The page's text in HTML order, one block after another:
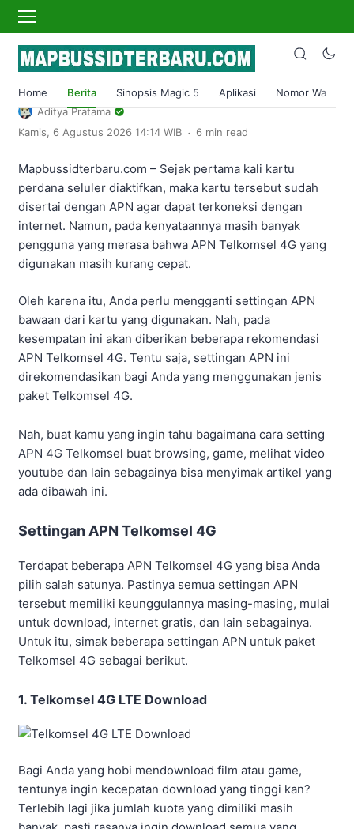
Home Berita Sinopsis Magic 5 Aplikasi Nomor Wa
Home›Berita
8 Settingan APN Telkomsel 4G Terbaru
dan Stabil untuk Gaming/Browsing
Aditya Pratama
Kamis, 6 Agustus 2026 14:14 WIB . 6 min read
Mapbussidterbaru.com – Sejak pertama kali kartu
perdana seluler diaktifkan, maka kartu tersebut sudah
disertai dengan APN agar dapat terkoneksi dengan
internet. Namun, pada kenyataannya masih banyak
pengguna yang merasa bahwa APN Telkomsel 4G yang
digunakan masih kurang cepat.
Oleh karena itu, Anda perlu mengganti settingan APN
bawaan dari kartu yang digunakan. Nah, pada
kesempatan ini akan diberikan beberapa rekomendasi
APN Telkomsel 4G. Tentu saja, settingan APN ini
direkomendasikan bagi Anda yang menggunakan jenis
paket Telkomsel 4G.
Nah, buat kamu yang ingin tahu bagaimana cara setting
APN 4G Telkomsel buat browsing, game, melihat video
youtube dan lain sebagainya bisa menyimak artikel yang
ada dibawah ini.
Settingan APN Telkomsel 4G
Terdapat beberapa APN Telkomsel 4G yang bisa Anda
pilih salah satunya. Pastinya semua settingan APN
tersebut memiliki keunggulannya masing-masing, mulai
untuk download, internet gratis, dan lain sebagainya.
Untuk itu, simak beberapa settingan APN untuk paket
Telkomsel 4G sebagai berikut.
1. Telkomsel 4G LTE Download
Bagi Anda yang hobi mendownload film atau game,
tentunya ingin kecepatan download yang tinggi kan?
Terlebih lagi jika jumlah kuota yang dimiliki masih